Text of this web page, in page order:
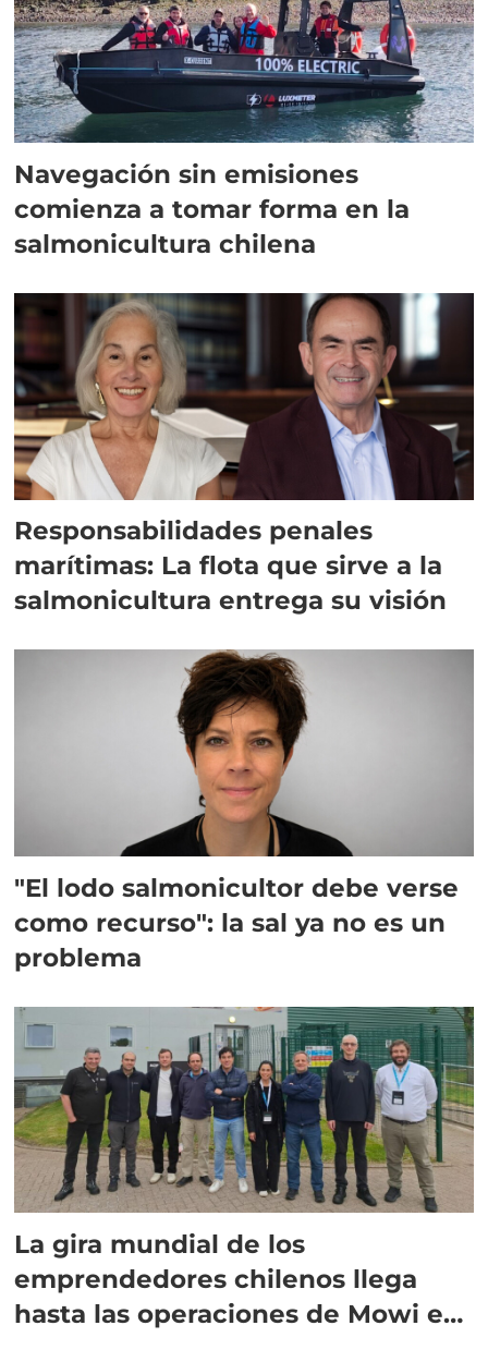
Navegación sin emisiones
comienza a tomar forma en la
salmonicultura chilena
Responsabilidades penales
marítimas: La flota que sirve a la
salmonicultura entrega su visión
"El lodo salmonicultor debe verse
como recurso": la sal ya no es un
problema
La gira mundial de los
emprendedores chilenos llega
hasta las operaciones de Mowi en